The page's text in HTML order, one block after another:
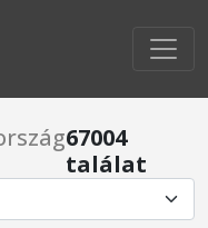
67004
találat